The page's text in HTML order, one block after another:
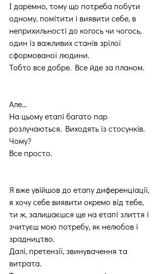
І даремно, тому що потреба побути
одному, помітити і виявити себе, в
неприхильності до когось чи чогось,
один із важливих станів зрілої
сформованої людини.
Тобто все добре. Все йде за планом.
Але...
На цьому етапі багато пар
розлучаються. Виходять із стосунків.
Чому?
Все просто.
Я вже увійшов до етапу диференціації,
я хочу себе виявити окремо від тебе,
ти ж, залишаєшся ще на етапі злиття і
зчитуєш мою потребу, як нелюбов і
зрадництво.
Далі, претензії, звинувачення та
витрата.